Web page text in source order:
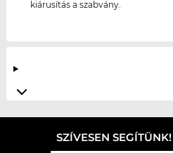
kiárusítás a szabvány.
SZÍVESEN SEGÍTÜNK!